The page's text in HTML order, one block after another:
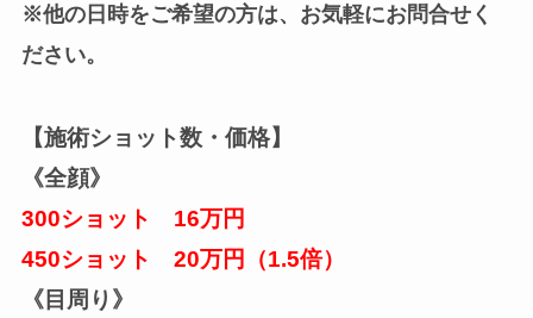
※他の日時をご希望の方は、お気軽にお問合せく
ださい。
【施術ショット数・価格】
《全顔》
300ショット 16万円
450ショット
20万円（1.5倍）
《目周り》